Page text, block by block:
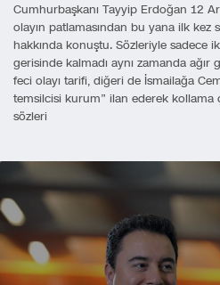
Cumhurbaşkanı Tayyip Erdoğan 12
olayın patlamasından bu yana ilk kez
hakkında konuştu. Sözleriyle sadece
gerisinde kalmadı aynı zamanda ağır
feci olayı tarifi, diğeri de İsmailağa
temsilcisi kurum” ilan ederek kollama
sözleri